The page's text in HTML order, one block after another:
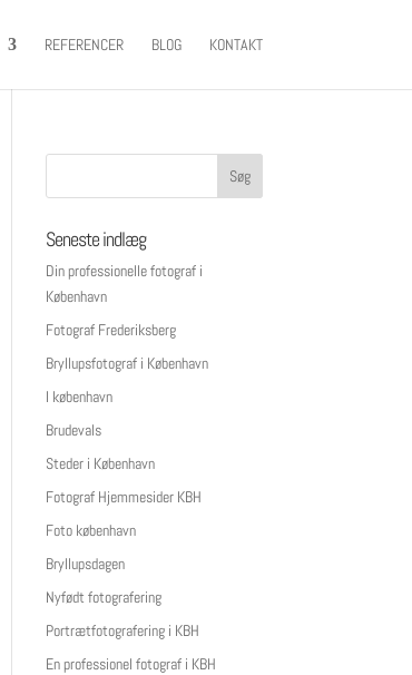
REFERENCER BLOG KONTAKT
Seneste indlæg
Din professionelle fotograf i
København
Fotograf Frederiksberg
Bryllupsfotograf i København
I københavn
Brudevals
Steder i København
Fotograf Hjemmesider KBH
Foto københavn
Bryllupsdagen
Nyfødt fotografering
Portrætfotografering i KBH
En professionel fotograf i KBH